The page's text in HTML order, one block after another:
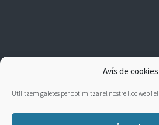
Avís de cookies
Utilitzem galetes per optimitzar el nostre lloc web i el